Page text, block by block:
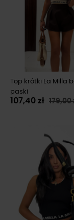
Top krótki La Milla
paski
107,40 zł 179,00